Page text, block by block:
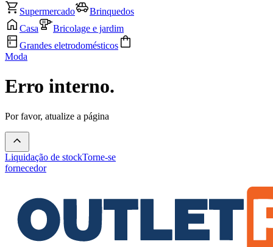
Supermercado
Brinquedos
Casa
Bricolage e jardim
Grandes eletrodomésticos
Moda
Erro interno.
Por favor, atualize a página
Liquidação de stockTorne-se
fornecedor